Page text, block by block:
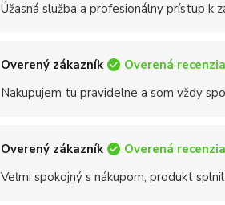
Úžasná služba a profesionálny prístup k
Overený zákazník Overená recenzia
Nakupujem tu pravidelne a som vždy
Overený zákazník Overená recenzia
Veľmi spokojný s nákupom, produkt splnil